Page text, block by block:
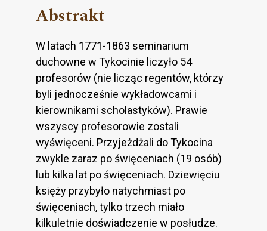
Abstrakt
W latach 1771-1863 seminarium
duchowne w Tykocinie liczyło 54
profesorów (nie licząc regentów, którzy
byli jednocześnie wykładowcami i
kierownikami scholastyków). Prawie
wszyscy profesorowie zostali
wyświęceni. Przyjeżdżali do Tykocina
zwykle zaraz po święceniach (19 osób)
lub kilka lat po święceniach. Dziewięciu
księży przybyło natychmiast po
święceniach, tylko trzech miało
kilkuletnie doświadczenie w posłudze.